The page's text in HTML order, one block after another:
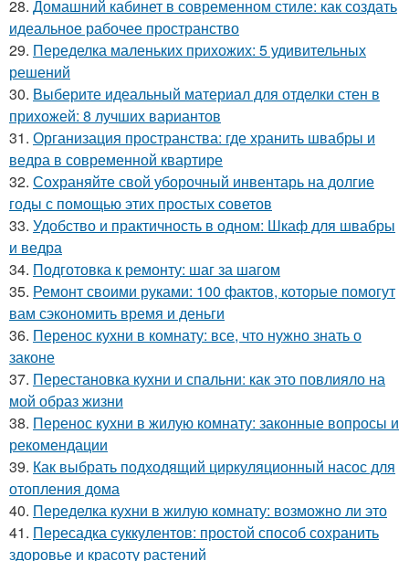
28. Домашний кабинет в современном стиле: как создать
идеальное рабочее пространство
29. Переделка маленьких прихожих: 5 удивительных
решений
30. Выберите идеальный материал для отделки стен в
прихожей: 8 лучших вариантов
31. Организация пространства: где хранить швабры и
ведра в современной квартире
32. Сохраняйте свой уборочный инвентарь на долгие
годы с помощью этих простых советов
33. Удобство и практичность в одном: Шкаф для швабры
и ведра
34. Подготовка к ремонту: шаг за шагом
35. Ремонт своими руками: 100 фактов, которые помогут
вам сэкономить время и деньги
36. Перенос кухни в комнату: все, что нужно знать о
законе
37. Перестановка кухни и спальни: как это повлияло на
мой образ жизни
38. Перенос кухни в жилую комнату: законные вопросы и
рекомендации
39. Как выбрать подходящий циркуляционный насос для
отопления дома
40. Переделка кухни в жилую комнату: возможно ли это
41. Пересадка суккулентов: простой способ сохранить
здоровье и красоту растений